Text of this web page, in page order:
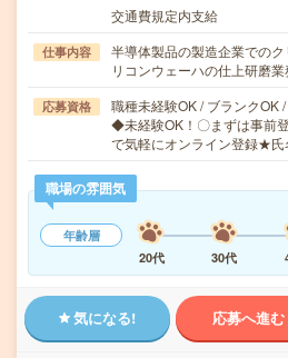
交通費規定内支給
仕事内容
半導体製品の製造企業での
リコンウェーハの仕上研磨
応募資格
職種未経験OK / ブランクOK
◆未経験OK！〇まずは事前
で気軽にオンライン登録★
職場の雰囲気
年齢層
20代
30代
気になる! 応募へ進む